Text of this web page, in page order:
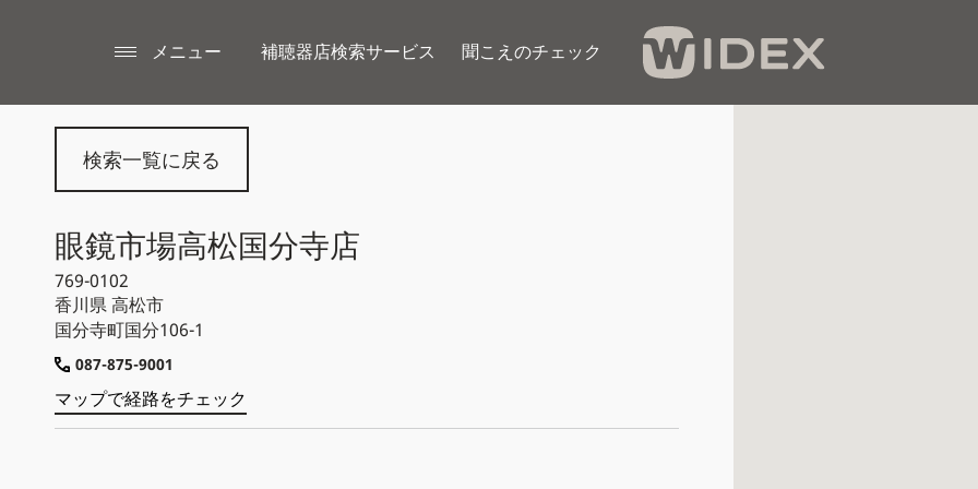
メニュー 補聴器店検索サービス 聞こえのチェック​
検索一覧に戻る
眼鏡市場高松国分寺店
769-0102
香川県高松市
国分寺町国分106-1
087-875-9001
マップで経路をチェック